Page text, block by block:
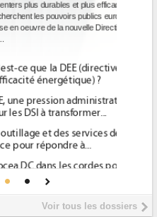
et plus efficaces, c'est
publics européens
la nouvelle Directive sur
la DEE (directive
?
administrative
transformer...
des services déjà en
à...
les cordes pour la
Coquio,
Realty...
Voir tous les dossiers